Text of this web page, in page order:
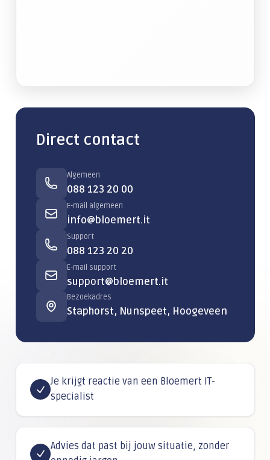
Direct contact
Algemeen
088 123 20 00
E-mail algemeen
info@bloemert.it
Support
088 123 20 20
E-mail support
support@bloemert.it
Bezoekadres
Staphorst, Nunspeet, Hoogeveen
Je krijgt reactie van een Bloemert IT-
specialist
Advies dat past bij jouw situatie, zonder